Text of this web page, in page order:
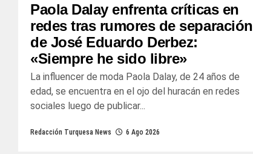
Paola Dalay enfrenta críticas en
redes tras rumores de separación
de José Eduardo Derbez:
«Siempre he sido libre»
La influencer de moda Paola Dalay, de 24 años de
edad, se encuentra en el ojo del huracán en redes
sociales luego de publicar...
Redacción Turquesa News 6 Ago 2026